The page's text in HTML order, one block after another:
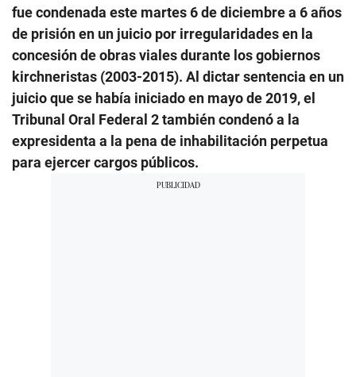
fue condenada este martes 6 de diciembre a 6 años
de prisión en un juicio por irregularidades en la
concesión de obras viales durante los gobiernos
kirchneristas (2003-2015). Al dictar sentencia en un
juicio que se había iniciado en mayo de 2019, el
Tribunal Oral Federal 2 también condenó a la
expresidenta a la pena de inhabilitación perpetua
para ejercer cargos públicos.